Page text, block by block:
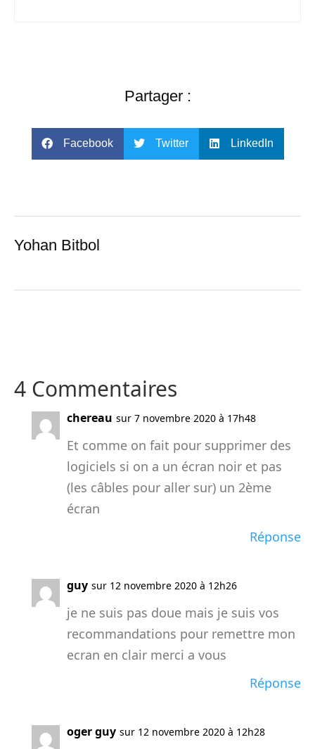
Partager :
Facebook Twitter LinkedIn
Yohan Bitbol
4 Commentaires
chereau sur 7 novembre 2020 à 17h48
Et comme on fait pour supprimer des
logiciels si on a un écran noir et pas
(les câbles pour aller sur) un 2ème
écran
Réponse
guy sur 12 novembre 2020 à 12h26
je ne suis pas doue mais je suis vos
recommandations pour remettre mon
ecran en clair merci a vous
Réponse
oger guy sur 12 novembre 2020 à 12h28